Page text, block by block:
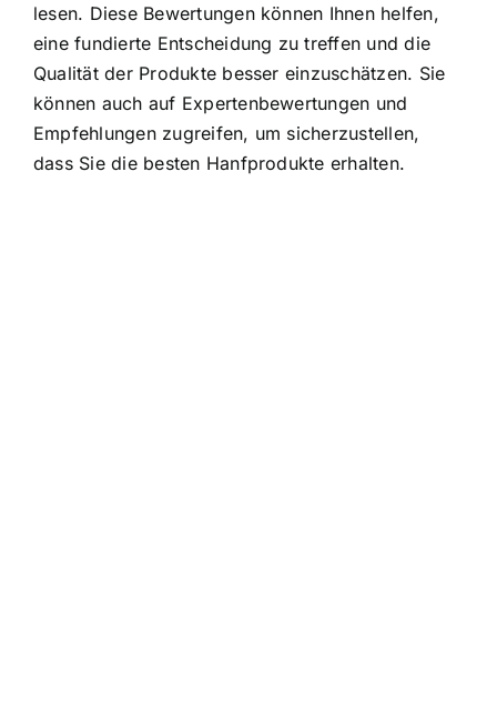
lesen. Diese Bewertungen können Ihnen helfen,
eine fundierte Entscheidung zu treffen und die
Qualität der Produkte besser einzuschätzen. Sie
können auch auf Expertenbewertungen und
Empfehlungen zugreifen, um sicherzustellen,
dass Sie die besten Hanfprodukte erhalten.